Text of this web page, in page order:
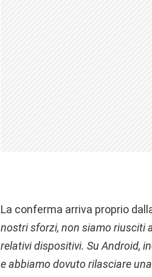
La conferma arriva proprio
nostri sforzi, non siamo riusciti
relativi dispositivi. Su Android,
e abbiamo dovuto rilasciare